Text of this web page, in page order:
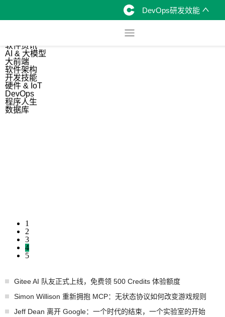
DevOps研发效能
软件资讯
AI & 大模型
大前端
软件架构
开发技能
硬件 & IoT
DevOps
程序人生
数据库
1
2
3
4
5
Gitee AI 队友正式上线，免费领 500 Credits 体验额度
Simon Willison 重新拥抱 MCP：无状态协议如何改变游戏规则
Jeff Dean 离开 Google：一个时代的结束，一个实验室的开始